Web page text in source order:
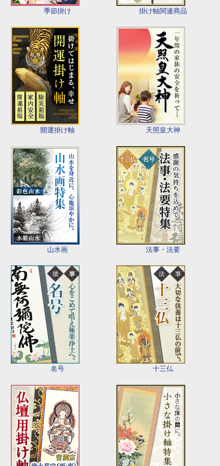
季節掛け 掛け軸関連商品
開運掛け軸 天照皇大神
山水画 法事・法要
名号 十三仏